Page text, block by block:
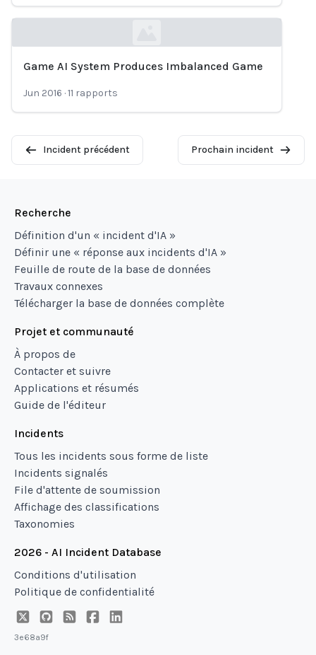
Game AI System Produces Imbalanced Game
Jun 2016 ·11 rapports
Incident précédent Prochain incident
Recherche
Définition d'un « incident d'IA »
Définir une « réponse aux incidents d'IA »
Feuille de route de la base de données
Travaux connexes
Télécharger la base de données complète
Projet et communauté
À propos de
Contacter et suivre
Applications et résumés
Guide de l'éditeur
Incidents
Tous les incidents sous forme de liste
Incidents signalés
File d'attente de soumission
Affichage des classifications
Taxonomies
2026 - AI Incident Database
Conditions d'utilisation
Politique de confidentialité
3e68a9f